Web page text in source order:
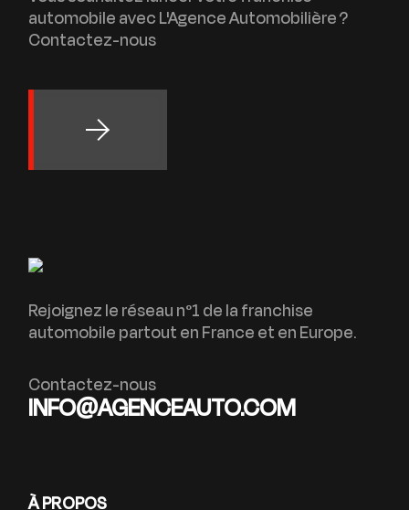
automobile avec L'Agence Automobilière ?
Contactez-nous
Rejoignez le réseau n°1 de la franchise
automobile partout en France et en Europe.
Contactez-nous
INFO@AGENCEAUTO.COM
À PROPOS